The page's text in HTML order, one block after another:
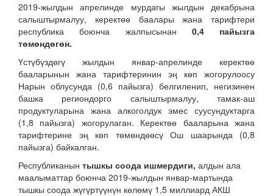
2019-жылдын апрелинде мурдагы жылдын декабрына
салыштырмалуу, керектөө баалары жана тарифтери
республика боюнча жалпысынан 0,4 пайызга
төмөндөгөн.
Үстүбүздөгү жылдын январ-апрелинде керектөө
бааларынын жана тарифтеринин эң көп жогорулоосу
Нарын облусунда (0,6 пайызга) белгиленип, негизинен
башка региондорго салыштырмалуу, тамак-аш
продуктуларына жана алкоголдук эмес суусундуктарга
(1,8 пайызга) жогорулаган. Керектөө бааларына жана
тарифтерине эң көп төмөндөөсү Ош шаарында (0,8
пайызга) байкалган.
Республиканын тышкы соода ишмердиги, алдын ала
маалыматтар боюнча 2019-жылдын январ-мартында
тышкы соода жүгүртүүнүн көлөмү 1,5 миллиард АКШ